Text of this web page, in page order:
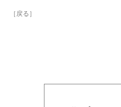
［戻る］